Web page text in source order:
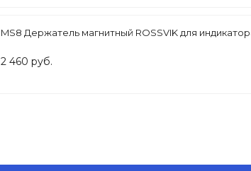
MS8 Держатель магнитный ROSSVIK для
2 460 руб.